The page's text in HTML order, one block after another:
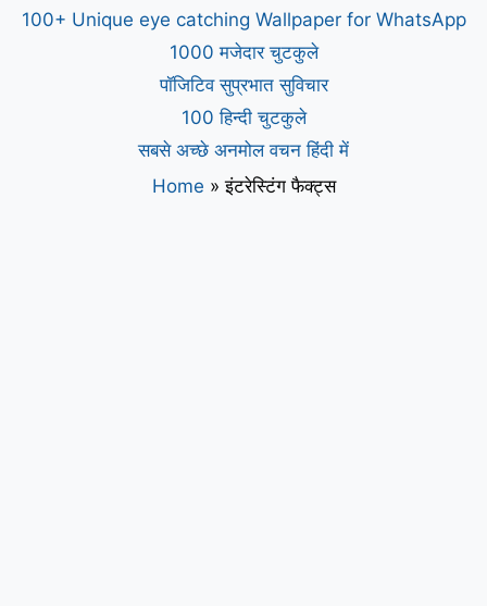
100+ Unique eye catching Wallpaper for WhatsApp
1000 मजेदार चुटकुले
पॉजिटिव सुप्रभात सुविचार
100 हिन्दी चुटकुले
सबसे अच्छे अनमोल वचन हिंदी में
Home »इंटरेस्टिंग फैक्ट्स